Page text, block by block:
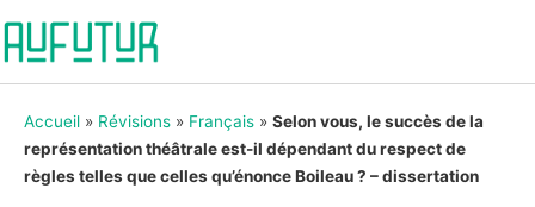
Accueil » Révisions » Français » Selon vous, le succès de la
représentation théâtrale est-il dépendant du respect de
règles telles que celles qu’énonce Boileau ? – dissertation